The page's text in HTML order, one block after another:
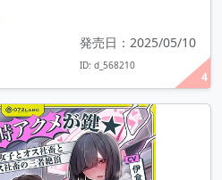
4
発売日：2025/05/10
ID: d_568210